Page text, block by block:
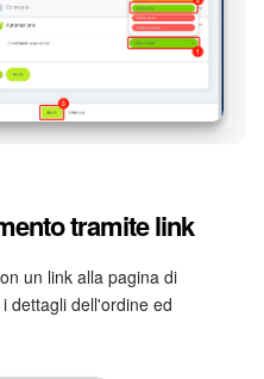
tramite link
un link alla pagina di
dettagli dell'ordine ed